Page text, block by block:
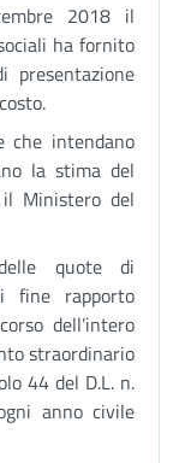
2018 il
ha fornito
presentazione
che intendano
la stima del
Ministero del
quote di
fine rapporto
dell’intero
straordinario
44 del D.L. n.
anno civile